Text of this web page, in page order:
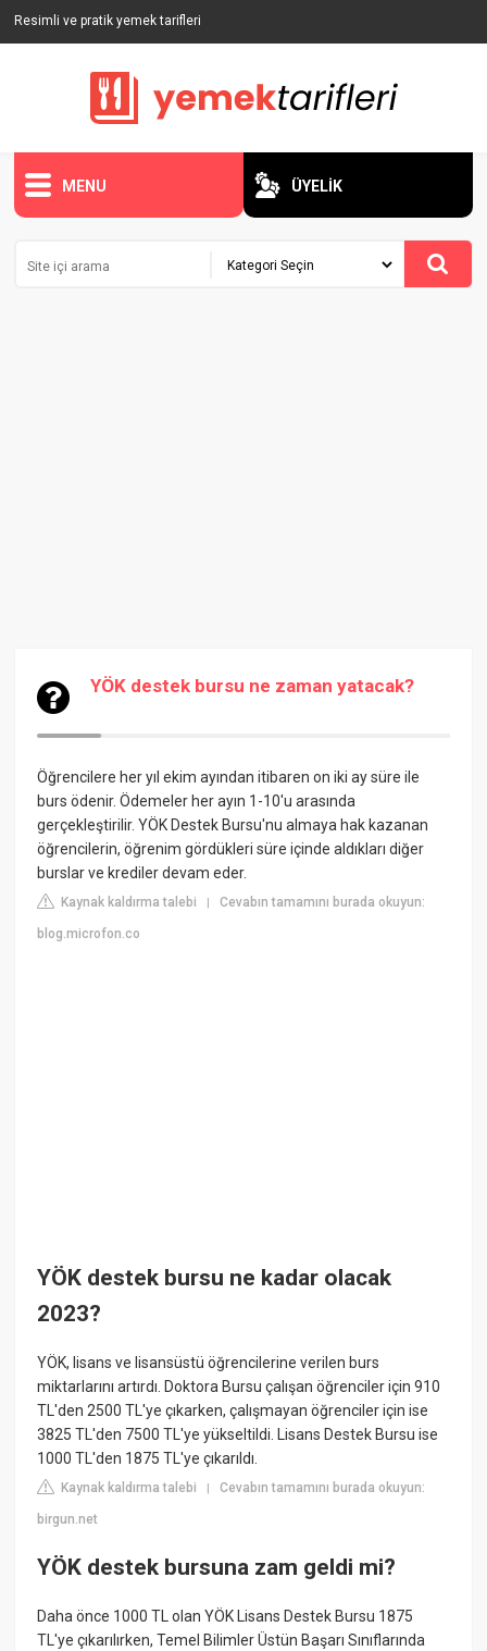
Resimli ve pratik yemek tarifleri
MENU ÜYELİK
YÖK destek bursu ne zaman yatacak?
Öğrencilere her yıl ekim ayından itibaren on iki ay süre ile
burs ödenir. Ödemeler her ayın 1-10'u arasında
gerçekleştirilir. YÖK Destek Bursu'nu almaya hak kazanan
öğrencilerin, öğrenim gördükleri süre içinde aldıkları diğer
burslar ve krediler devam eder.
Kaynak kaldırma talebi |Cevabın tamamını burada okuyun:
blog.microfon.co
YÖK destek bursu ne kadar olacak
2023?
YÖK, lisans ve lisansüstü öğrencilerine verilen burs
miktarlarını artırdı. Doktora Bursu çalışan öğrenciler için 910
TL'den 2500 TL'ye çıkarken, çalışmayan öğrenciler için ise
3825 TL'den 7500 TL'ye yükseltildi. Lisans Destek Bursu ise
1000 TL'den 1875 TL'ye çıkarıldı.
Kaynak kaldırma talebi |Cevabın tamamını burada okuyun:
birgun.net
YÖK destek bursuna zam geldi mi?
Daha önce 1000 TL olan YÖK Lisans Destek Bursu 1875
TL'ye çıkarılırken, Temel Bilimler Üstün Başarı Sınıflarında